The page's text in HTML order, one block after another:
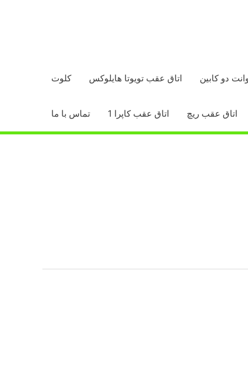
دو کابین اتاق عقب تویوتا هایلوکس کلوت
اتاق عقب ریچ اتاق عقب کاپرا 1 تماس با ما